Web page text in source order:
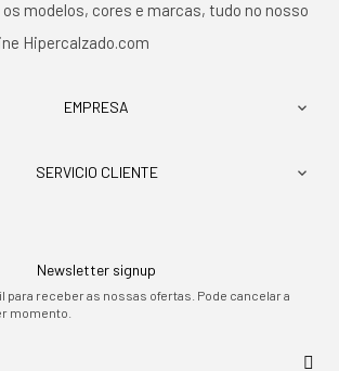
modelos, cores e marcas, tudo no nosso
Hipercalzado.com
EMPRESA 
SERVICIO CLIENTE 
Newsletter signup
para receber as nossas ofertas. Pode cancelar a
momento.